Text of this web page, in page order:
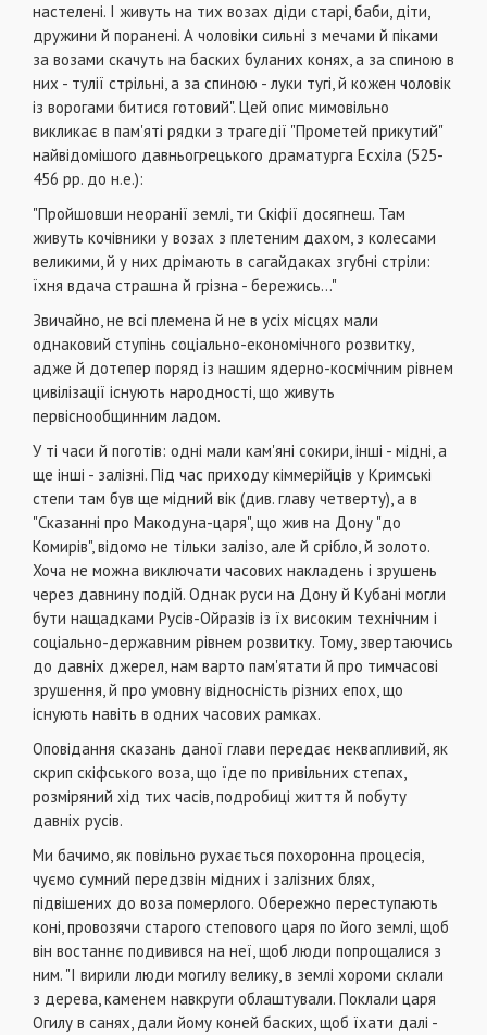
настелені. І живуть на тих возах діди старі, баби, діти,
дружини й поранені. А чоловіки сильні з мечами й піками
за возами скачуть на баских буланих конях, а за спиною в
них - тулії стрільні, а за спиною - луки тугі, й кожен чоловік
із ворогами битися готовий". Цей опис мимовільно
викликає в пам'яті рядки з трагедії "Прометей прикутий"
найвідомішого давньогрецького драматурга Есхіла (525-
456 рр. до н.е.):
"Пройшовши неоранії землі, ти Скіфії досягнеш. Там
живуть кочівники у возах з плетеним дахом, з колесами
великими, й у них дрімають в сагайдаках згубні стріли:
їхня вдача страшна й грізна - бережись..."
Звичайно, не всі племена й не в усіх місцях мали
однаковий ступінь соціально-економічного розвитку,
адже й дотепер поряд із нашим ядерно-космічним рівнем
цивілізації існують народності, що живуть
первіснообщинним ладом.
У ті часи й поготів: одні мали кам'яні сокири, інші - мідні, а
ще інші - залізні. Під час приходу кіммерійців у Кримські
степи там був ще мідний вік (див. главу четверту), а в
"Сказанні про Макодуна-царя", що жив на Дону "до
Комирів", відомо не тільки залізо, але й срібло, й золото.
Хоча не можна виключати часових накладень і зрушень
через давнину подій. Однак руси на Дону й Кубані могли
бути нащадками Русів-Ойразів із їх високим технічним і
соціально-державним рівнем розвитку. Тому, звертаючись
до давніх джерел, нам варто пам'ятати й про тимчасові
зрушення, й про умовну відносність різних епох, що
існують навіть в одних часових рамках.
Оповідання сказань даної глави передає неквапливий, як
скрип скіфського воза, що їде по привільних степах,
розміряний хід тих часів, подробиці життя й побуту
давніх русів.
Ми бачимо, як повільно рухається похоронна процесія,
чуємо сумний передзвін мідних і залізних блях,
підвішених до воза померлого. Обережно переступають
коні, провозячи старого степового царя по його землі, щоб
він востаннє подивився на неї, щоб люди попрощалися з
ним. "І вирили люди могилу велику, в землі хороми склали
з дерева, каменем навкруги облаштували. Поклали царя
Огилу в санях, дали йому коней баских, щоб їхати далі -